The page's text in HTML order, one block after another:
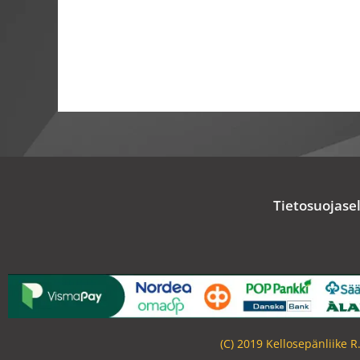
(C) 2019 Kellosepänliike